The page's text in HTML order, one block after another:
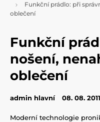
Funkční prádlo: při
oblečení
Funkční
nošení,
oblečení
admin hlavní 08. 08. 2011
Moderní technologie